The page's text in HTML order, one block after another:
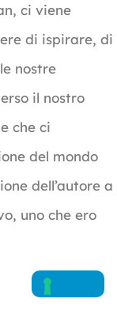
ci viene
di ispirare, di
nostre
il nostro
che ci
del mondo
dell’autore a
uno che ero